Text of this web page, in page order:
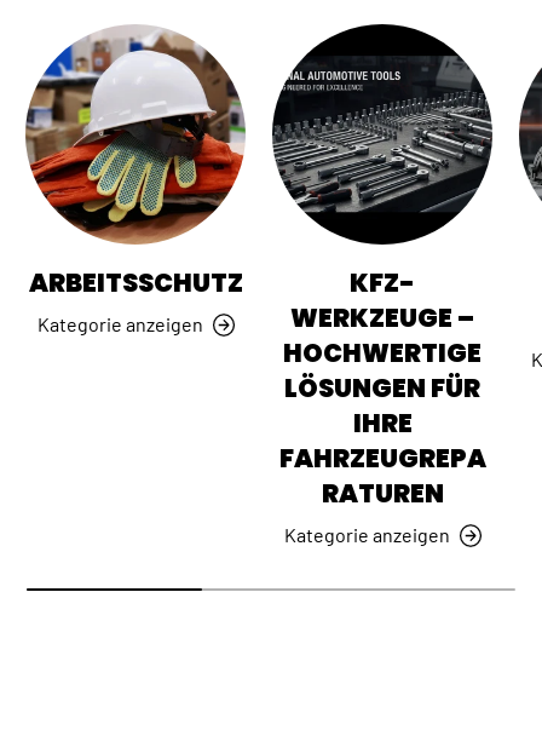
ARBEITSSCHUTZ
Kategorie anzeigen
KFZ-
WERKZEUGE –
HOCHWERTIGE
LÖSUNGEN FÜR
IHRE
FAHRZEUGREPA
RATUREN
Kategorie anzeigen